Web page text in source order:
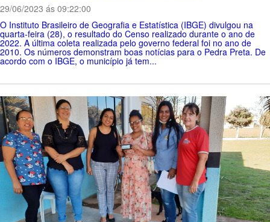
29/06/2023 ás 09:22:00
O Instituto Brasileiro de Geografia e Estatística (IBGE) divulgou na
quarta-feira (28), o resultado do Censo realizado durante o ano de
2022. A última coleta realizada pelo governo federal foi no ano de
2010. Os números demonstram boas notícias para o Pedra Preta. De
acordo com o IBGE, o município já tem...